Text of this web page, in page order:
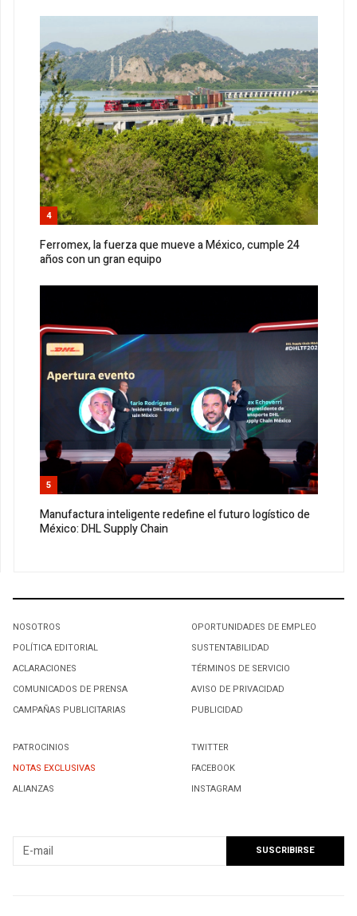
4
Ferromex, la fuerza que mueve a México, cumple 24
años con un gran equipo
5
Manufactura inteligente redefine el futuro logístico de
México: DHL Supply Chain
NOSOTROS
POLÍTICA EDITORIAL
ACLARACIONES
COMUNICADOS DE PRENSA
CAMPAÑAS PUBLICITARIAS
OPORTUNIDADES DE EMPLEO
SUSTENTABILIDAD
TÉRMINOS DE SERVICIO
AVISO DE PRIVACIDAD
PUBLICIDAD
PATROCINIOS
NOTAS EXCLUSIVAS
ALIANZAS
TWITTER
FACEBOOK
INSTAGRAM